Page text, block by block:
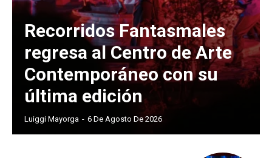
Recorridos Fantasmales
regresa al Centro de Arte
Contemporáneo con su
última edición
Luiggi Mayorga - 6 De Agosto De 2026